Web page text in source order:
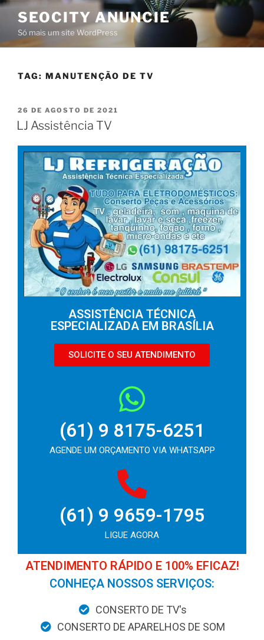
SEOCITY ANUNCIE
Só mais um site WordPress
TAG: MANUTENÇÃO DE TV
26 DE AGOSTO DE 2021
LJ Assistência TV
ASSISTÊNCIA TÉCNICA
ESPECIALIZADA EM BRASÍLIA
SOLICITE O SEU ATENDIMENTO
(61) 9 8175-6251
AGENDE UM ORÇAMENTO VIA WHATSAPP
(61) 9 9659-1795
LIGUE AGORA
ATENDIMENTO RÁPIDO E 100% EFICAZ!
CONHEÇA NOSSOS SERVIÇOS:
CONSERTO DE TV's
CONSERTO DE APARELHOS DE SOM